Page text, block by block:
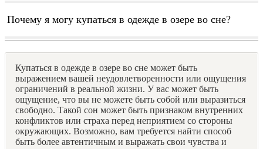
Почему я могу купаться в одежде в озере во сне?
Купаться в одежде в озере во сне может быть
выражением вашей неудовлетворенности или ощущения
ограничений в реальной жизни. У вас может быть
ощущение, что вы не можете быть собой или выразиться
свободно. Такой сон может быть признаком внутренних
конфликтов или страха перед неприятием со стороны
окружающих. Возможно, вам требуется найти способ
быть более автентичным и выражать свои чувства и